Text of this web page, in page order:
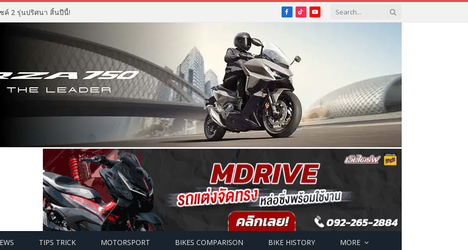
ซค์ 2 รุ่นปริศนา สิ้นปีนี้! Facebook
TikTokYouTube
TIPS TRICK MOTORSPORT BIKES COMPARISON BIKE HISTORY MORE